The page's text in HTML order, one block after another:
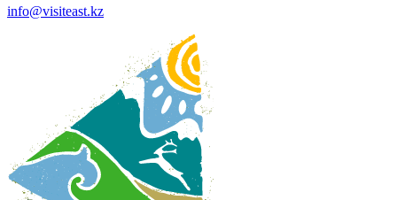
info@visiteast.kz